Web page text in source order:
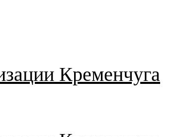
Кременчуга